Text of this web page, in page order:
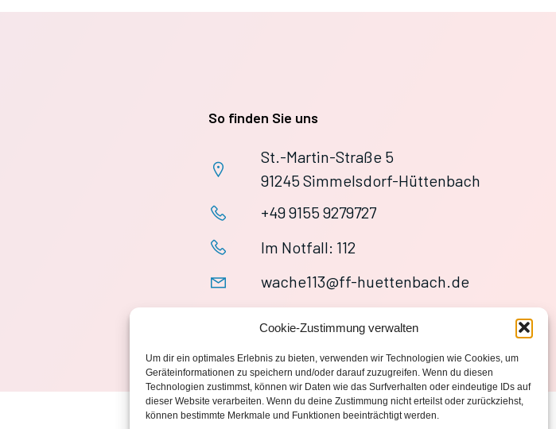
Cookie-Zustimmung verwalten
Um dir ein optimales Erlebnis zu bieten, verwenden wir Technologien wie Cookies, um
Geräteinformationen zu speichern und/oder darauf zuzugreifen. Wenn du diesen
Technologien zustimmst, können wir Daten wie das Surfverhalten oder eindeutige IDs auf
dieser Website verarbeiten. Wenn du deine Zustimmung nicht erteilst oder zurückziehst,
können bestimmte Merkmale und Funktionen beeinträchtigt werden.
So finden Sie uns
St.-Martin-Straße 5
91245 Simmelsdorf-Hüttenbach
+49 9155 9279727
Im Notfall: 112
wache113@ff-huettenbach.de